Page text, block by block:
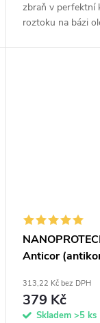
zbraň v perfektní
roztoku na bázi
Anticor
313,22 Kč bez DPH
379 Kč
Skladem >5 ks